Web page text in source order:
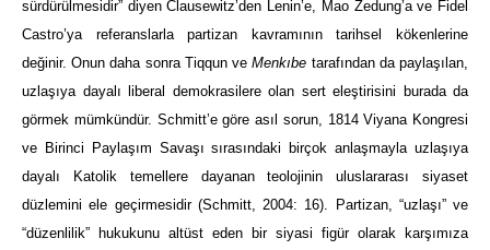
sürdürülmesidir” diyen Clausewitz’den Lenin’e, Mao Zedung’a ve Fidel
Castro’ya referanslarla partizan kavramının tarihsel kökenlerine
değinir. Onun daha sonra Tiqqun veMenkıbe tarafından da paylaşılan,
uzlaşıya dayalı liberal demokrasilere olan sert eleştirisini burada da
görmek mümkündür. Schmitt’e göre asıl sorun, 1814 Viyana Kongresi
ve Birinci Paylaşım Savaşı sırasındaki birçok anlaşmayla uzlaşıya
dayalı Katolik temellere dayanan teolojinin uluslararası siyaset
düzlemini ele geçirmesidir (Schmitt, 2004: 16). Partizan, “uzlaşı” ve
“düzenlilik” hukukunu altüst eden bir siyasi figür olarak karşımıza